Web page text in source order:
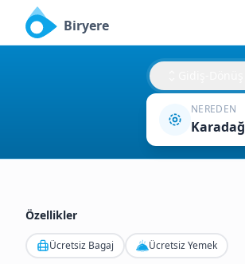
Biryere
NEREDEN
Karadağ
Özellikler
Ücretsiz Bagaj Ücretsiz Yemek